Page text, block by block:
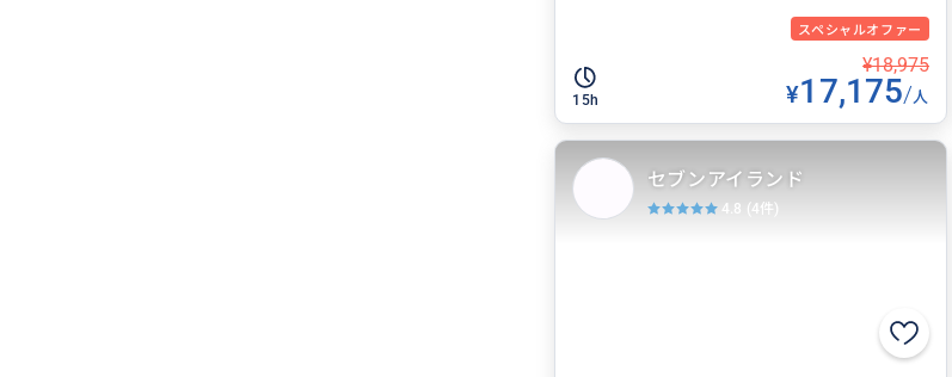
スペシャルオファー
15h
¥18,975
¥17,175/人
セブンアイランド
4.8 (4件)